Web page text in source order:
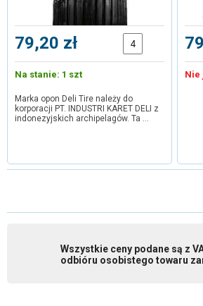
79,20 zł
Na stanie: 1 szt
Marka opon Deli Tire należy do
korporacji PT. INDUSTRI KARET DELI z
indonezyjskich archipelagów. Ta …
Nie
Wszystkie ceny podane są z
odbióru osobistego towaru